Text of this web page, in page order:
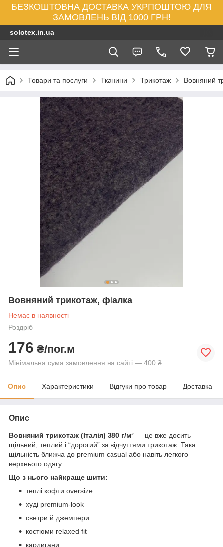
БЕЗКОШТОВНА ДОСТАВКА УКРПОШТОЮ ДЛЯ
ЗАМОВЛЕНЬ ВІД 1000 ГРН!
solotex.in.ua
Товари та послуги Тканини Трикотаж Вовняний
Вовняний трикотаж, фіалка
Немає в наявності
Роздріб
176 ₴/пог.м
Мінімальна сума замовлення на сайті — 400 ₴
Опис Характеристики Відгуки про товар Доставка
Опис
Вовняний трикотаж (Італія) 380 г/м² — це вже досить
щільний, теплий і “дорогий” за відчуттями трикотаж. Така
щільність ближча до premium casual або навіть легкого
верхнього одягу.
Що з нього найкраще шити:
теплі кофти oversize
худі premium-look
светри й джемпери
костюми relaxed fit
кардигани